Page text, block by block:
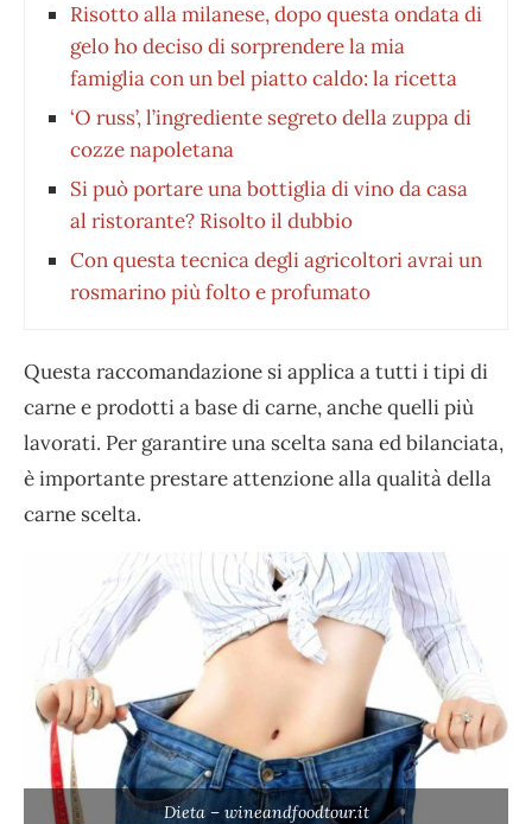
Risotto alla milanese, dopo questa ondata di
gelo ho deciso di sorprendere la mia
famiglia con un bel piatto caldo: la ricetta
‘O russ’, l’ingrediente segreto della zuppa di
cozze napoletana
Si può portare una bottiglia di vino da casa
al ristorante? Risolto il dubbio
Con questa tecnica degli agricoltori avrai un
rosmarino più folto e profumato
Questa raccomandazione si applica a tutti i tipi di
carne e prodotti a base di carne, anche quelli più
lavorati. Per garantire una scelta sana ed bilanciata,
è importante prestare attenzione alla qualità della
carne scelta.
Dieta – wineandfoodtour.it